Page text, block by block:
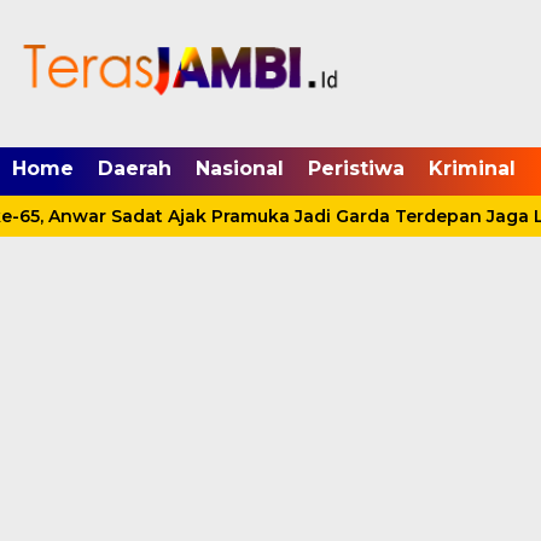
Home Daerah Nasional Peristiwa Kriminal
65, Anwar Sadat Ajak Pramuka Jadi Garda Terdepan Jaga